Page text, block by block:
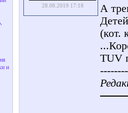
и
28.08.2019 17:18
А
(кот.
TUV